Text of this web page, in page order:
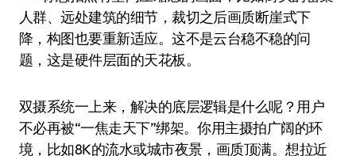
人群、远处建筑的细节，裁切之后画质断崖式下
降，构图也要重新适应。这不是云台稳不稳的问
题，这是硬件层面的天花板。
双摄系统一上来，解决的底层逻辑是什么呢？用户
不必再被“一焦走天下”绑架。你用主摄拍广阔的环
境，比如8K的流水或城市夜景，画质顶满。想拉近